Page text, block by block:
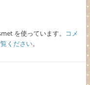
を使っています。
コメ
ください。